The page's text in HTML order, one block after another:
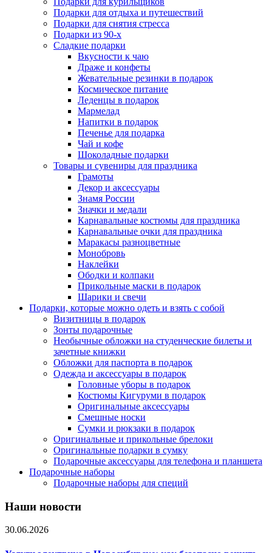
Подарки для отдыха и путешествий
Подарки для снятия стресса
Подарки из 90-х
Сладкие подарки
Вкусности к чаю
Драже и конфеты
Жевательные резинки в подарок
Космическое питание
Леденцы в подарок
Мармелад
Напитки в подарок
Печенье для подарка
Чай и кофе
Шоколадные подарки
Товары и сувениры для праздника
Грамоты
Декор и аксессуары
Знамя России
Значки и медали
Карнавальные костюмы для праздника
Карнавальные очки для праздника
Маракасы разноцветные
Монобровь
Наклейки
Ободки и колпаки
Прикольные маски в подарок
Шарики и свечи
Подарки, которые можно одеть и взять с собой
Визитницы в подарок
Зонты подарочные
Необычные обложки на студенческие билеты и
зачетные книжки
Обложки для паспорта в подарок
Одежда и аксессуары в подарок
Головные уборы в подарок
Костюмы Кигуруми в подарок
Оригинальные аксессуары
Смешные носки
Сумки и рюкзаки в подарок
Оригинальные и прикольные брелоки
Оригинальные подарки в сумку
Подарочные аксессуары для телефона и планшета
Подарочные наборы
Подарочные наборы для специй
Наши новости
30.06.2026